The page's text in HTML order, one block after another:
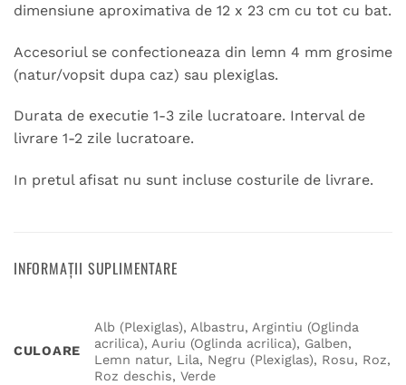
dimensiune aproximativa de 12 x 23 cm cu tot cu bat.
Accesoriul se confectioneaza din lemn 4 mm grosime
(natur/vopsit dupa caz) sau plexiglas.
Durata de executie 1-3 zile lucratoare. Interval de
livrare 1-2 zile lucratoare.
In pretul afisat nu sunt incluse costurile de livrare.
INFORMAȚII SUPLIMENTARE
CULOARE
Alb (Plexiglas), Albastru, Argintiu (Oglinda
acrilica), Auriu (Oglinda acrilica), Galben,
Lemn natur, Lila, Negru (Plexiglas), Rosu, Roz,
Roz deschis, Verde